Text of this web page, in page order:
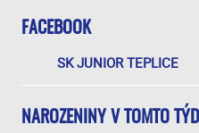
FACEBOOK
SK JUNIOR TEPLICE
NAROZENINY V TOMTO